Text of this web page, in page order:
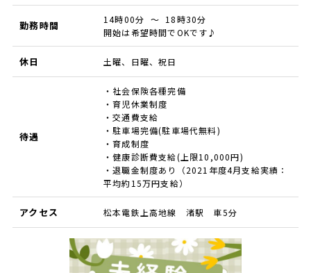
勤務時間
14時00分 ～ 18時30分
開始は希望時間でOKです♪
休日 土曜、日曜、祝日
待遇
・社会保険各種完備
・育児休業制度
・交通費支給
・駐車場完備(駐車場代無料)
・育成制度
・健康診断費支給(上限10,000円)
・退職金制度あり（2021年度4月支給実績：
平均約15万円支給）
アクセス 松本電鉄上高地線 渚駅 車5分